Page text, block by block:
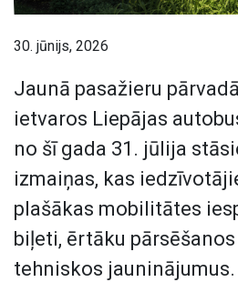
30. jūnijs, 2026
Jaunā pasažieru
ietvaros Liepājas
no šī gada 31. jūlija
izmaiņas, kas
plašākas mobilitātes
biļeti, ērtāku
tehniskos